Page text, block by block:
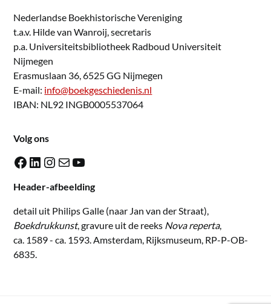
Nederlandse Boekhistorische Vereniging
t.a.v. Hilde van Wanroij, secretaris
p.a. Universiteitsbibliotheek Radboud Universiteit
Nijmegen
Erasmuslaan 36, 6525 GG Nijmegen
E-mail: info@boekgeschiedenis.nl
IBAN: NL92 INGB0005537064
Volg ons
Facebook LinkedIn Instagram E-mail YouTube
Header-afbeelding
detail uit Philips Galle (naar Jan van der Straat),
Boekdrukkunst, gravure uit de reeks Nova reperta,
ca. 1589 - ca. 1593. Amsterdam, Rijksmuseum, RP-P-OB-
6835.